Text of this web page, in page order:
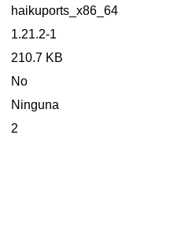
haikuports_x86_64
1.21.2-1
210.7 KB
No
Ninguna
2